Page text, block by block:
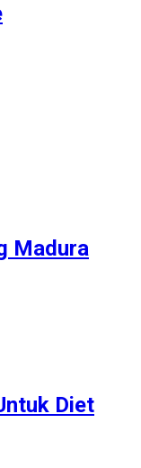
Madura
Diet